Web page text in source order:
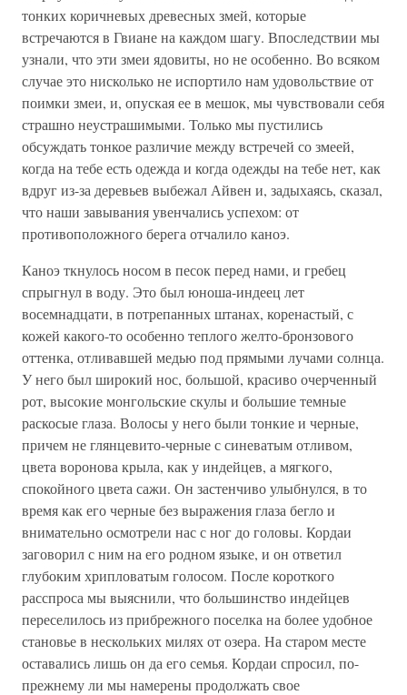
тонких коричневых древесных змей, которые
встречаются в Гвиане на каждом шагу. Впоследствии мы
узнали, что эти змеи ядовиты, но не особенно. Во всяком
случае это нисколько не испортило нам удовольствие от
поимки змеи, и, опуская ее в мешок, мы чувствовали себя
страшно неустрашимыми. Только мы пустились
обсуждать тонкое различие между встречей со змеей,
когда на тебе есть одежда и когда одежды на тебе нет, как
вдруг из-за деревьев выбежал Айвен и, задыхаясь, сказал,
что наши завывания увенчались успехом: от
противоположного берега отчалило каноэ.
Каноэ ткнулось носом в песок перед нами, и гребец
спрыгнул в воду. Это был юноша-индеец лет
восемнадцати, в потрепанных штанах, коренастый, с
кожей какого-то особенно теплого желто-бронзового
оттенка, отливавшей медью под прямыми лучами солнца.
У него был широкий нос, большой, красиво очерченный
рот, высокие монгольские скулы и большие темные
раскосые глаза. Волосы у него были тонкие и черные,
причем не глянцевито-черные с синеватым отливом,
цвета воронова крыла, как у индейцев, а мягкого,
спокойного цвета сажи. Он застенчиво улыбнулся, в то
время как его черные без выражения глаза бегло и
внимательно осмотрели нас с ног до головы. Кордаи
заговорил с ним на его родном языке, и он ответил
глубоким хрипловатым голосом. После короткого
расспроса мы выяснили, что большинство индейцев
переселилось из прибрежного поселка на более удобное
становье в нескольких милях от озера. На старом месте
оставались лишь он да его семья. Кордаи спросил, по-
прежнему ли мы намерены продолжать свое